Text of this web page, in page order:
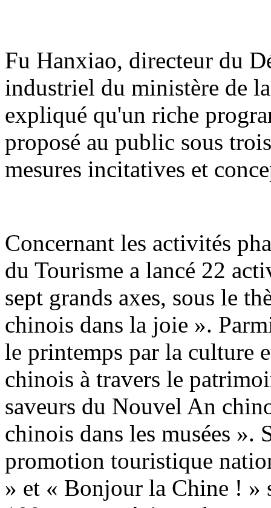
Fu Hanxiao, directeur du
industriel du ministère de
expliqué qu'un riche
proposé au public sous
mesures incitatives et
Concernant les activités
du Tourisme a lancé 22
sept grands axes, sous le
chinois dans la joie ».
le printemps par la culture
chinois à travers le
saveurs du Nouvel An
chinois dans les musées ».
promotion touristique
» et « Bonjour la Chine ! »